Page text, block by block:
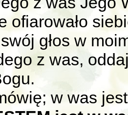
ofiarowało
głos w
z was,
w was